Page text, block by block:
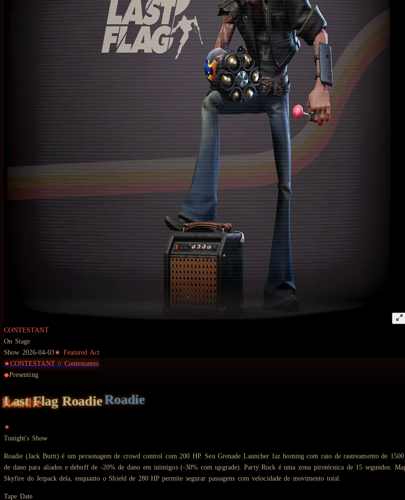
CONTESTANT
On Stage
Show 2026-04-03★ Featured Act
★CONTESTANT // Contestantes
◆Presenting
Last FlagRoadie
★
Tonight's Show
Roadie (Jack Burtt) é um personagem de crowd control com 200 HP. Seu Grenade Launcher faz homing com raio de rastreamento de
de dano para aliados e debuff de -20% de dano em inimigos (-30% com upgrade). Party Rock é uma zona pirotécnica de 15 segundos.
Skyfire do Jetpack dela, enquanto o Shield de 280 HP permite segurar passagens com velocidade de movimento total.
Tape Date